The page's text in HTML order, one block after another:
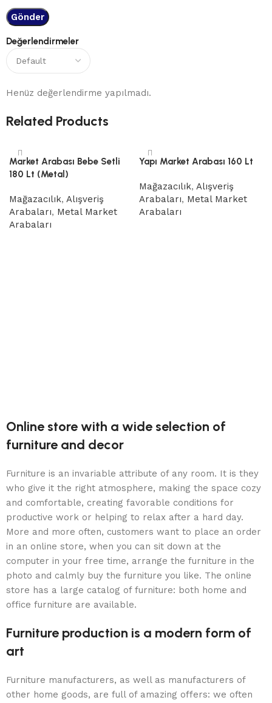
Değerlendirmeler
Henüz değerlendirme yapılmadı.
Related Products
Market Arabası Bebe Setli
180 Lt (Metal)
Mağazacılık, Alışveriş
Arabaları, Metal Market
Arabaları
Yapı Market Arabası 160 Lt
Mağazacılık, Alışveriş
Arabaları, Metal Market
Arabaları
Online store with a wide selection of
furniture and decor
Furniture is an invariable attribute of any room. It is they
who give it the right atmosphere, making the space cozy
and comfortable, creating favorable conditions for
productive work or helping to relax after a hard day.
More and more often, customers want to place an order
in an online store, when you can sit down at the
computer in your free time, arrange the furniture in the
photo and calmly buy the furniture you like. The online
store has a large catalog of furniture: both home and
office furniture are available.
Furniture production is a modern form of
art
Furniture manufacturers, as well as manufacturers of
other home goods, are full of amazing offers: we often